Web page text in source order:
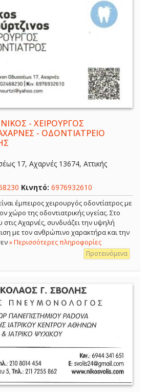
- ΧΕΙΡΟΥΡΓΟΣ
- ΟΔΟΝΤΙΑΤΡΕΙΟ
17, Αχαρνές 13674, Αττικής
Κινητό: 6976932610
έμπειρος χειρουργός οδοντίατρος με
χώρο της οδοντιατρικής υγείας. Στο
στις Αχαρνές, συνδυάζει την υψηλή
με τον ανθρώπινο χαρακτήρα και την
» Περισσότερες πληροφορίες
Προτεινόμενα